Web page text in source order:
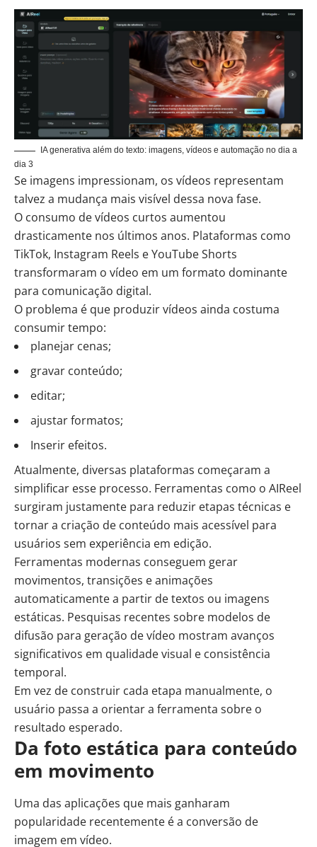
IA generativa além do texto: imagens, vídeos e automação no dia a
dia 3
Se imagens impressionam, os vídeos representam
talvez a mudança mais visível dessa nova fase.
O consumo de vídeos curtos aumentou
drasticamente nos últimos anos. Plataformas como
TikTok, Instagram Reels e YouTube Shorts
transformaram o vídeo em um formato dominante
para comunicação digital.
O problema é que produzir vídeos ainda costuma
consumir tempo:
planejar cenas;
gravar conteúdo;
editar;
ajustar formatos;
Inserir efeitos.
Atualmente, diversas plataformas começaram a
simplificar esse processo. Ferramentas como o AIReel
surgiram justamente para reduzir etapas técnicas e
tornar a criação de conteúdo mais acessível para
usuários sem experiência em edição.
Ferramentas modernas conseguem gerar
movimentos, transições e animações
automaticamente a partir de textos ou imagens
estáticas. Pesquisas recentes sobre modelos de
difusão para geração de vídeo mostram avanços
significativos em qualidade visual e consistência
temporal.
Em vez de construir cada etapa manualmente, o
usuário passa a orientar a ferramenta sobre o
resultado esperado.
Da foto estática para conteúdo
em movimento
Uma das aplicações que mais ganharam
popularidade recentemente é a conversão de
imagem em vídeo.